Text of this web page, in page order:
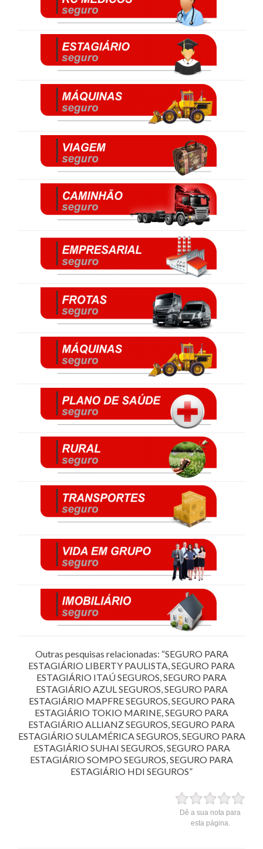
Outras pesquisas relacionadas: “SEGURO PARA
ESTAGIÁRIO LIBERTY PAULISTA, SEGURO PARA
ESTAGIÁRIO ITAÚ SEGUROS, SEGURO PARA
ESTAGIÁRIO AZUL SEGUROS, SEGURO PARA
ESTAGIÁRIO MAPFRE SEGUROS, SEGURO PARA
ESTAGIÁRIO TOKIO MARINE, SEGURO PARA
ESTAGIÁRIO ALLIANZ SEGUROS, SEGURO PARA
ESTAGIÁRIO SULAMÉRICA SEGUROS, SEGURO PARA
ESTAGIÁRIO SUHAI SEGUROS, SEGURO PARA
ESTAGIÁRIO SOMPO SEGUROS, SEGURO PARA
ESTAGIÁRIO HDI SEGUROS”
Dê a sua nota para
esta página.